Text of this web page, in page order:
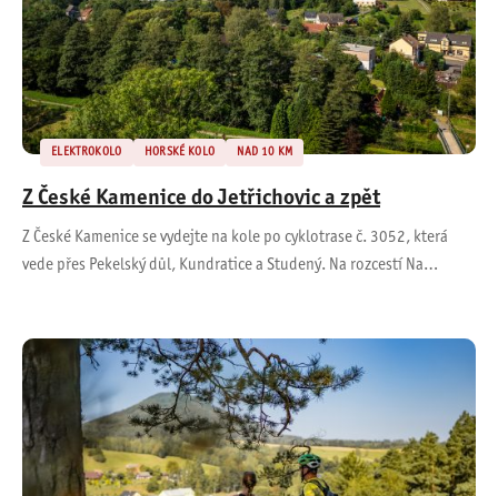
ELEKTROKOLO HORSKÉ KOLO NAD 10 KM
Z České Kamenice do Jetřichovic a zpět
Z České Kamenice se vydejte na kole po cyklotrase č. 3052, která
vede přes Pekelský důl, Kundratice a Studený. Na rozcestí Na…